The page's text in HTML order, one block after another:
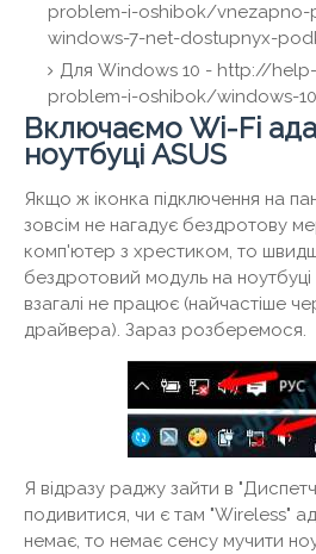
problem-i-oshibok/
windows-7-net-dostupnyx-
Для Windows 10 - http://
problem-i-oshibok/windows-
Включаємо Wi-Fi
ноутбуці ASUS
Якщо ж іконка підключення на
зовсім не нагадує бездротову
комп'ютер з хрестиком, то
бездротовий модуль на
взагалі не працює (найчастіше
драйвера). Зараз розберемося.
Я відразу раджу зайти в
подивитися, чи є там "Wireless"
немає, то немає сенсу мучити